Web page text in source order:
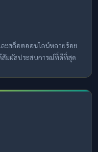
ะสล็อตออนไลน์หลายร้อย
สัมผัสประสบการณ์ที่ดีที่สุด